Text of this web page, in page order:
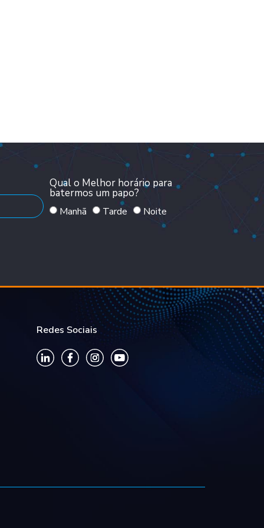
Qual o Melhor horário para
batermos um papo?
Manhã Tarde Noite
Redes Sociais